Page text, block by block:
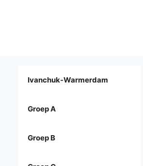
Ivanchuk-Warmerdam
Groep A
Groep B